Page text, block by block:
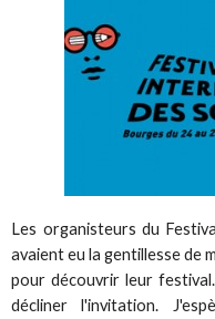
Les organisteurs du
avaient eu la gentillesse de
pour découvrir leur
décliner l'invitation.